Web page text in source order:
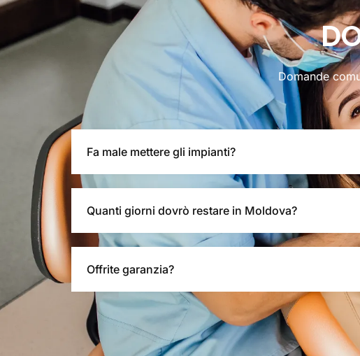
Domande
Fa male mettere gli impianti?
Quanti giorni dovrò restare in Moldova?
Offrite garanzia?